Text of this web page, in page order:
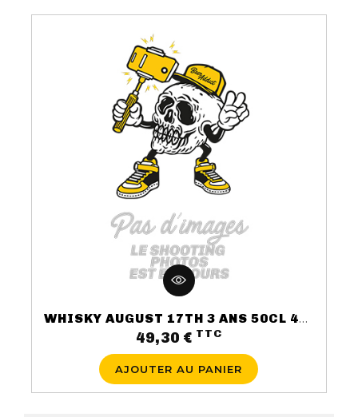
Nos Bières
Nos Fûts De Bière
Nos Spiritueux
Nos Boxes
Nos Paniers
Paniers Cadeaux À Composer
FIDÉLITÉ
BLOG
NOUS CONTACTER
WHISKY AUGUST 17TH 3 ANS 50CL 40%
49,30 € TTCPrix
AJOUTER AU PANIER